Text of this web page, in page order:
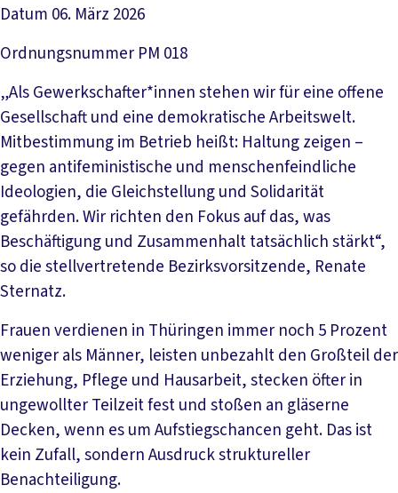
Datum 06. März 2026
Ordnungsnummer PM 018
„Als Gewerkschafter*innen stehen wir für eine offene
Gesellschaft und eine demokratische Arbeitswelt.
Mitbestimmung im Betrieb heißt: Haltung zeigen –
gegen antifeministische und menschenfeindliche
Ideologien, die Gleichstellung und Solidarität
gefährden. Wir richten den Fokus auf das, was
Beschäftigung und Zusammenhalt tatsächlich stärkt“,
so die stellvertretende Bezirksvorsitzende, Renate
Sternatz.
Frauen verdienen in Thüringen immer noch 5 Prozent
weniger als Männer, leisten unbezahlt den Großteil der
Erziehung, Pflege und Hausarbeit, stecken öfter in
ungewollter Teilzeit fest und stoßen an gläserne
Decken, wenn es um Aufstiegschancen geht. Das ist
kein Zufall, sondern Ausdruck struktureller
Benachteiligung.